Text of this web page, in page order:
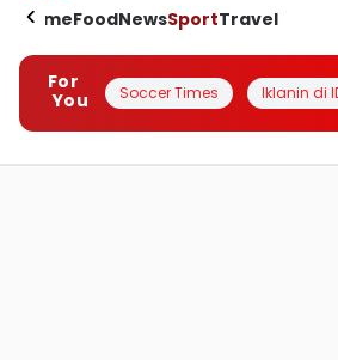
HomeFoodNewsSportTravel
For
You
Soccer Times Iklanin di